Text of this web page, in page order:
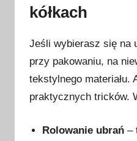
i
r
i
k
a
0
kółkach
Jeśli wybierasz się na
przy pakowaniu, na
tekstylnego
praktycznych tricków.
Rolowanie ubrań –